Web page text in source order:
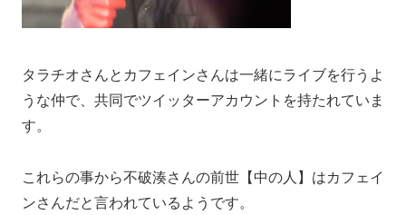
タラチオさんとカフェインさんは一緒にライブを行うよ
うな仲で、共同でツイッターアカウントを持たれていま
す。
これらの事から不破湊さんの前世【中の人】はカフェイ
ンさんだと言われているようです。